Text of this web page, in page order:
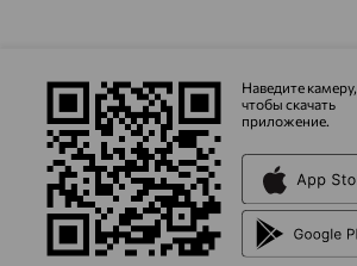
Наведите камеру,
чтобы скачать
приложение.